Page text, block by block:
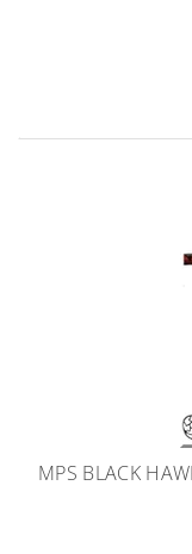
MPS BLACK